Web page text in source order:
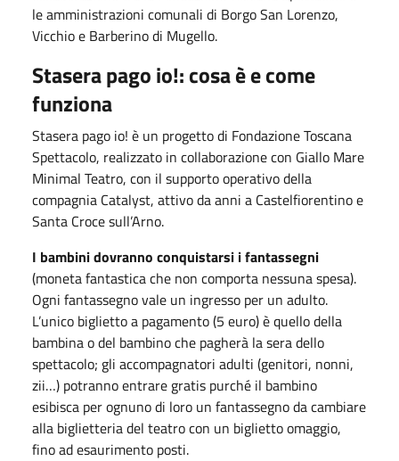
le amministrazioni comunali di Borgo San Lorenzo,
Vicchio e Barberino di Mugello.
Stasera pago io!: cosa è e come
funziona
Stasera pago io! è un progetto di Fondazione Toscana
Spettacolo, realizzato in collaborazione con Giallo Mare
Minimal Teatro, con il supporto operativo della
compagnia Catalyst, attivo da anni a Castelfiorentino e
Santa Croce sull’Arno.
I bambini dovranno conquistarsi i fantassegni
(moneta fantastica che non comporta nessuna spesa).
Ogni fantassegno vale un ingresso per un adulto.
L’unico biglietto a pagamento (5 euro) è quello della
bambina o del bambino che pagherà la sera dello
spettacolo; gli accompagnatori adulti (genitori, nonni,
zii…) potranno entrare gratis purché il bambino
esibisca per ognuno di loro un fantassegno da cambiare
alla biglietteria del teatro con un biglietto omaggio,
fino ad esaurimento posti.